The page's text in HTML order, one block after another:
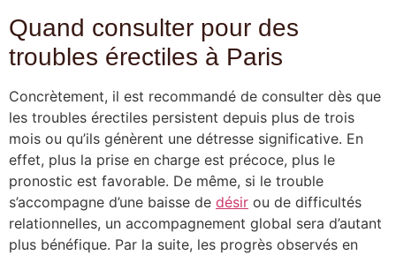
Quand consulter pour des
troubles érectiles à Paris
Concrètement, il est recommandé de consulter dès que
les troubles érectiles persistent depuis plus de trois
mois ou qu’ils génèrent une détresse significative. En
effet, plus la prise en charge est précoce, plus le
pronostic est favorable. De même, si le trouble
s’accompagne d’une baisse de désir ou de difficultés
relationnelles, un accompagnement global sera d’autant
plus bénéfique. Par la suite, les progrès observés en